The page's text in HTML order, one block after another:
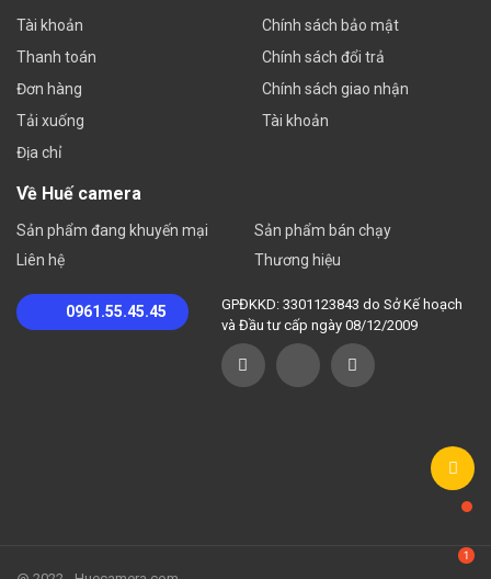
Tài khoản
Thanh toán
Đơn hàng
Tải xuống
Địa chỉ
Chính sách bảo mật
Chính sách đổi trả
Chính sách giao nhận
Tài khoản
Về Huế camera
Sản phẩm đang khuyến mại
Liên hệ
Sản phẩm bán chạy
Thương hiệu
0961.55.45.45
GPĐKKD: 3301123843 do Sở Kế hoạch
và Đầu tư cấp ngày 08/12/2009